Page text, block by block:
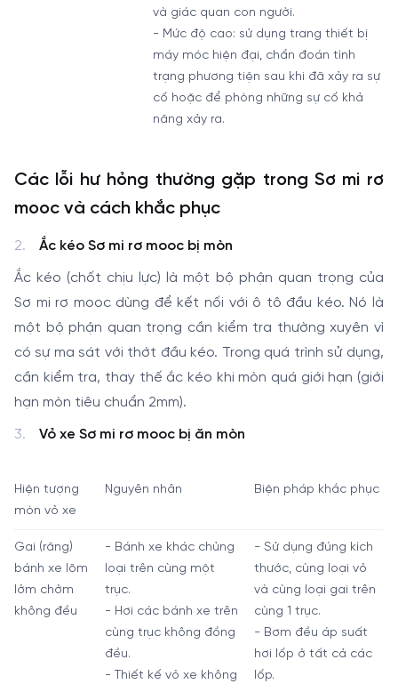
và giác quan con người.
- Mức độ cao: sử dụng trang thiết bị
máy móc hiện đại, chẩn đoán tình
trạng phương tiện sau khi đã xảy ra sự
cố hoặc để phòng những sự cố khả
năng xảy ra.
Các lỗi hư hỏng thường gặp trong Sơ mi rơ
mooc và cách khắc phục
Ắc kéo Sơ mi rơ mooc bị mòn
Ắc kéo (chốt chịu lực) là một bộ phận quan trọng của
Sơ mi rơ mooc dùng để kết nối với ô tô đầu kéo. Nó là
một bộ phận quan trọng cần kiểm tra thường xuyên vì
có sự ma sát với thớt đầu kéo. Trong quá trình sử dụng,
cần kiểm tra, thay thế ắc kéo khi mòn quá giới hạn (giới
hạn mòn tiêu chuẩn 2mm).
Vỏ xe Sơ mi rơ mooc bị ăn mòn
Hiện tượng
mòn vỏ xe
Nguyên nhân Biện pháp khắc phục
Gai (răng)
bánh xe lõm
lởm chởm
không đều
- Bánh xe khác chủng
loại trên cùng một
trục.
- Hơi các bánh xe trên
cùng trục không đồng
đều.
- Thiết kế vỏ xe không
- Sử dụng đúng kích
thước, cùng loại vỏ
và cùng loại gai trên
cùng 1 trục.
- Bơm đều áp suất
hơi lốp ở tất cả các
lốp.